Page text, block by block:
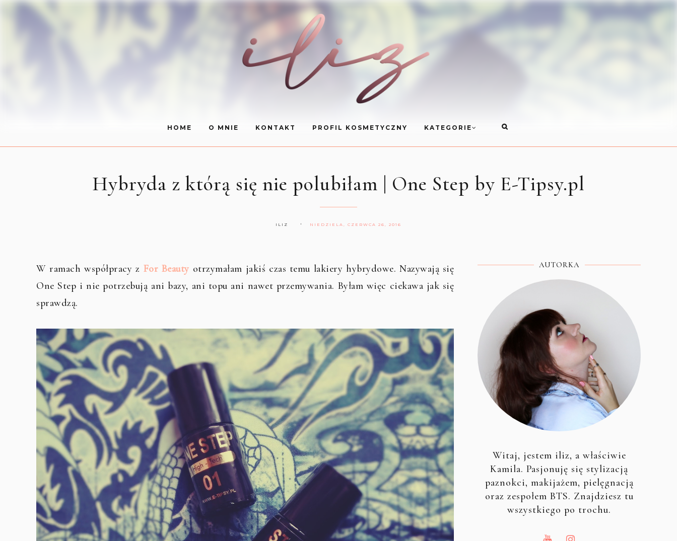
HOME O MNIE KONTAKT PROFIL KOSMETYCZNY KATEGORIE
Hybryda z którą się nie polubiłam | One Step by E-Tipsy.pl
ILIZ NIEDZIELA, CZERWCA 26, 2016
W ramach współpracy z For Beauty otrzymałam jakiś czas temu lakiery hybrydowe. Nazywają się
One Step i nie potrzebują ani bazy, ani topu ani nawet przemywania. Byłam więc ciekawa jak się
sprawdzą.
AUTORKA
Witaj, jestem iliz, a właściwie
Kamila. Pasjonuję się stylizacją
paznokci, makijażem, pielęgnacją
oraz zespołem BTS. Znajdziesz tu
wszystkiego po trochu.